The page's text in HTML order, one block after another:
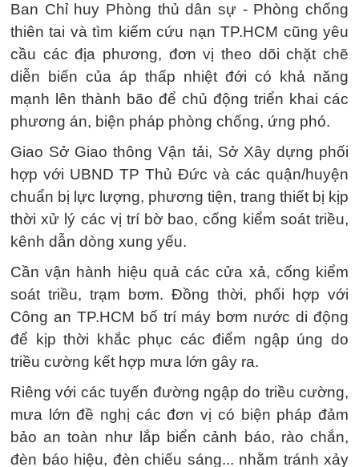
Ban Chỉ huy Phòng thủ dân sự - Phòng chống
thiên tai và tìm kiếm cứu nạn TP.HCM cũng yêu
cầu các địa phương, đơn vị theo dõi chặt chẽ
diễn biến của áp thấp nhiệt đới có khả năng
mạnh lên thành bão để chủ động triển khai các
phương án, biện pháp phòng chống, ứng phó.
Giao Sở Giao thông Vận tải, Sở Xây dựng phối
hợp với UBND TP Thủ Đức và các quận/huyện
chuẩn bị lực lượng, phương tiện, trang thiết bị kịp
thời xử lý các vị trí bờ bao, cống kiểm soát triều,
kênh dẫn dòng xung yếu.
Cần vận hành hiệu quả các cửa xả, cống kiểm
soát triều, trạm bơm. Đồng thời, phối hợp với
Công an TP.HCM bố trí máy bơm nước di động
để kịp thời khắc phục các điểm ngập úng do
triều cường kết hợp mưa lớn gây ra.
Riêng với các tuyến đường ngập do triều cường,
mưa lớn đề nghị các đơn vị có biện pháp đảm
bảo an toàn như lắp biển cảnh báo, rào chắn,
đèn báo hiệu, đèn chiếu sáng... nhằm tránh xảy